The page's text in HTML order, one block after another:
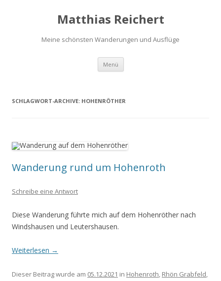
Matthias Reichert
Meine schönsten Wanderungen und Ausflüge
Menü Zum
springen
SCHLAGWORT-ARCHIVE: HOHENRÖTHER
Wanderung rund um Hohenroth
Schreibe eine Antwort
Diese Wanderung führte mich auf dem Hohenröther nach
Windshausen und Leutershausen.
Weiterlesen →
Dieser Beitrag wurde am 05.12.2021 in Hohenroth, Rhön Grabfeld,